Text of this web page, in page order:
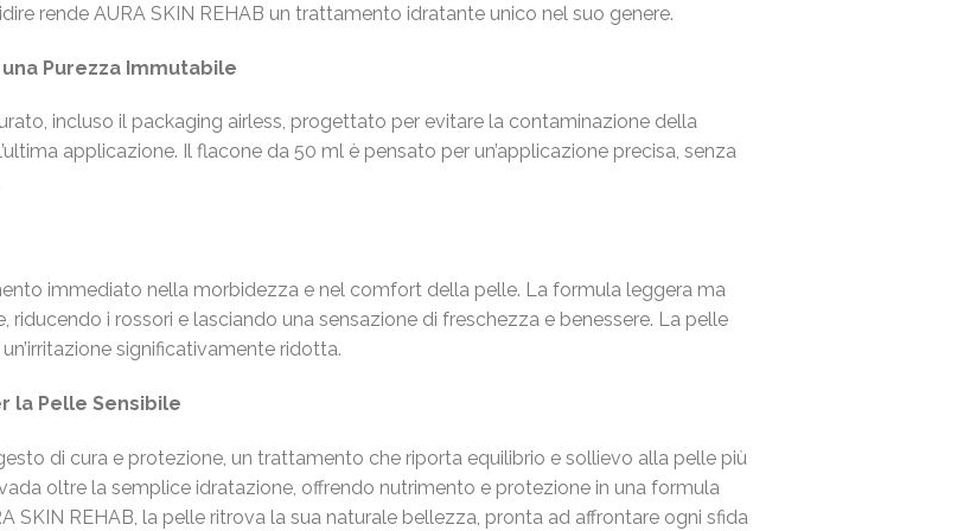
rende AURA SKIN REHAB un trattamento idratante unico nel suo genere.
Purezza Immutabile
incluso il packaging airless, progettato per evitare la contaminazione della
applicazione. Il flacone da 50 ml è pensato per un’applicazione precisa, senza
immediato nella morbidezza e nel comfort della pelle. La formula leggera ma
i rossori e lasciando una sensazione di freschezza e benessere. La pelle
significativamente ridotta.
la Pelle Sensibile
di cura e protezione, un trattamento che riporta equilibrio e sollievo alla pelle più
oltre la semplice idratazione, offrendo nutrimento e protezione in una formula
SKIN REHAB, la pelle ritrova la sua naturale bellezza, pronta ad affrontare ogni sfida